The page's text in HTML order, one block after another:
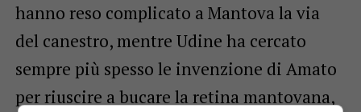
hanno reso complicato a Mantova la via
del canestro, mentre Udine ha cercato
sempre più spesso le invenzione di Amato
per riuscire a bucare la retina mantovana,